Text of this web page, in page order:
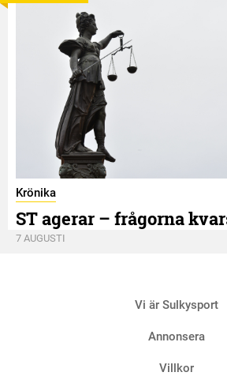
Krönika
ST agerar – frågorna
7 AUGUSTI
Vi är Sulkysport
Annonsera
Villkor